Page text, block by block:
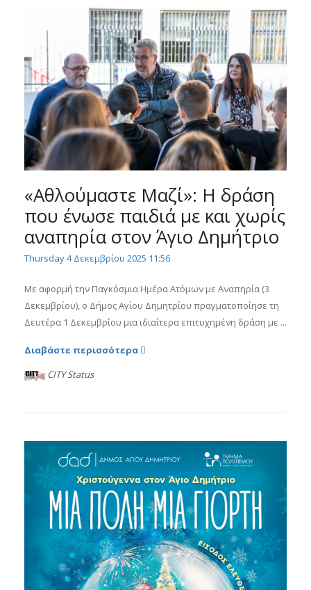
«Αθλούμαστε Μαζί»: Η δράση
που ένωσε παιδιά με και χωρίς
αναπηρία στον Άγιο Δημήτριο
Thursday 4 Δεκεμβρίου 2025 11:56
Με αφορμή την Παγκόσμια Ημέρα Ατόμων με Αναπηρία (3
Δεκεμβρίου), ο Δήμος Αγίου Δημητρίου πραγματοποίησε τη
Δευτέρα 1 Δεκεμβρίου μια ιδιαίτερα επιτυχημένη δράση με ...
Διαβάστε περισσότερα
CITY Status